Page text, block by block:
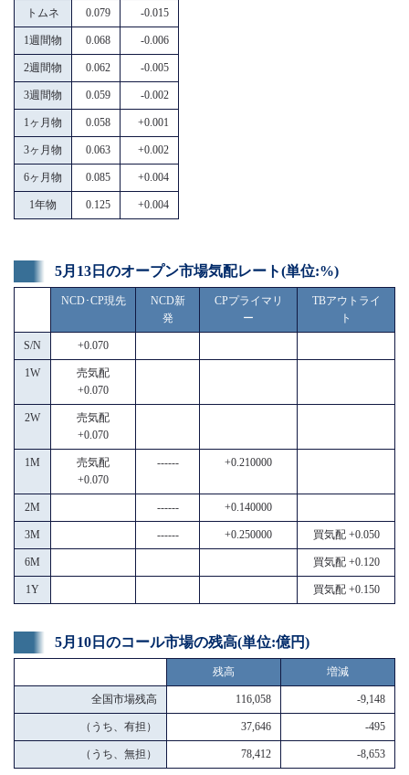
トムネ 0.079 -0.015
1週間物 0.068 -0.006
2週間物 0.062 -0.005
3週間物 0.059 -0.002
1ヶ月物 0.058 +0.001
3ヶ月物 0.063 +0.002
6ヶ月物 0.085 +0.004
1年物 0.125 +0.004
5月13日のオープン市場気配レート(単位:%)
NCD･CP現先
NCD新
発
CPプライマリ
ー
TBアウトライ
ト
S/N +0.070
1W
売気配
+0.070
2W
売気配
+0.070
1M
売気配
+0.070
------ +0.210000
2M ------ +0.140000
3M ------ +0.250000 買気配 +0.050
6M 買気配 +0.120
1Y 買気配 +0.150
5月10日のコール市場の残高(単位:億円)
残高 増減
全国市場残高 116,058 -9,148
（うち、有担） 37,646 -495
（うち、無担） 78,412 -8,653